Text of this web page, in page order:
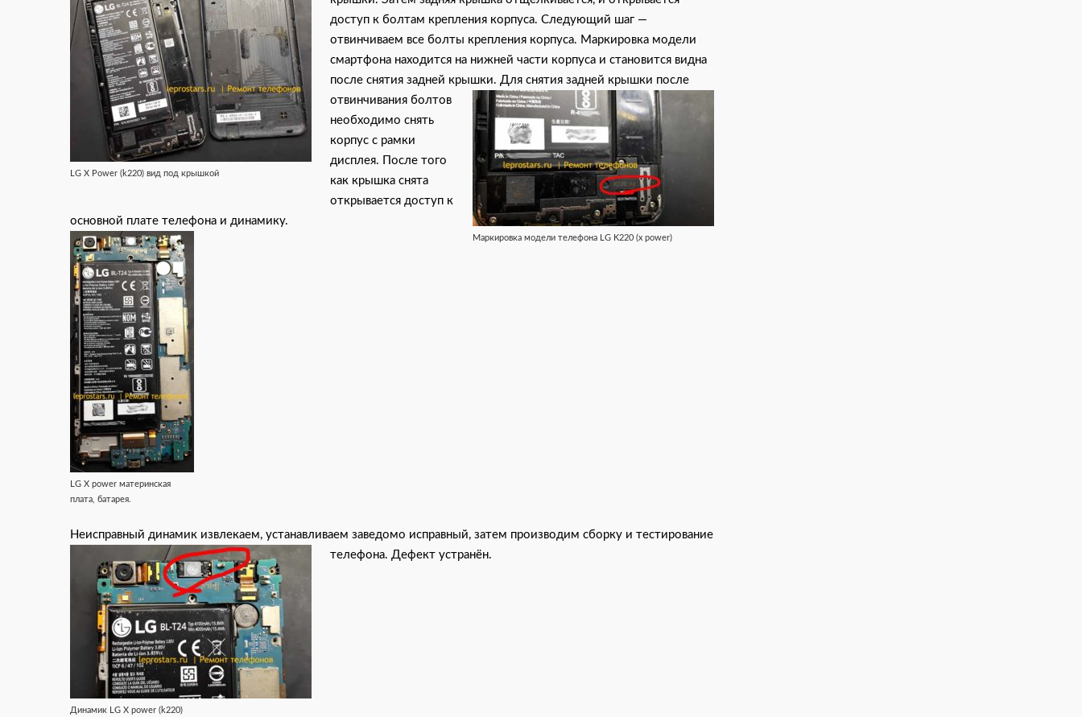
LG X Power (k220) вид под крышкой
доступ к болтам крепления корпуса. Следующий шаг —
отвинчиваем все болты крепления корпуса. Маркировка модели
смартфона находится на нижней части корпуса и становится видна
после снятия задней крышки.
Маркировка модели телефона LG K220 (x power)
Для снятия задней крышки после
отвинчивания болтов
необходимо снять
корпус с рамки
дисплея. После того
как крышка снята
открывается доступ к
основной плате телефона и динамику.
LG X power материнская
плата, батарея.
Неисправный динамик извлекаем, устанавливаем заведомо исправный, затем производим сборку и тестирование
телефона. Дефект устранён.
Динамик LG X power (k220)